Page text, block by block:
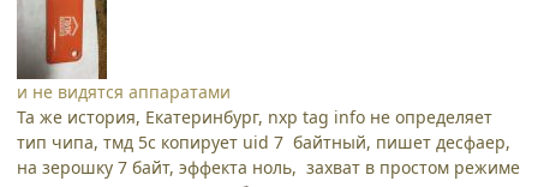
и не видятся аппаратами
Та же история, Екатеринбург, nxp tag info не определяет
тип чипа, тмд 5с копирует uid 7 байтный, пишет десфаер,
на зерошку 7 байт, эффекта ноль, захват в простом режиме